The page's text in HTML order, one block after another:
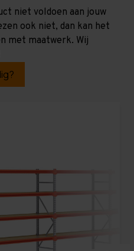
niet voldoen aan jouw
ook niet, dan kan het
met maatwerk. Wij